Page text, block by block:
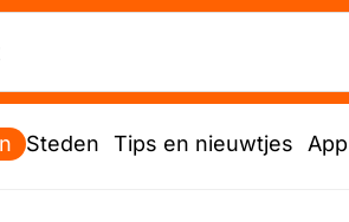
Steden Tips en nieuwtjes